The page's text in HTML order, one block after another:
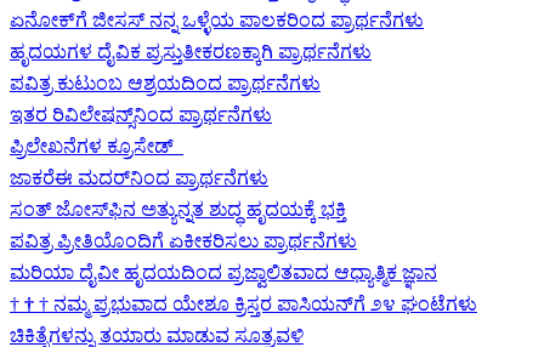
ಏನೋಕ್‍ಗೆ ಜೀಸಸ್ ನನ್ನ ಒಳ್ಳೆಯ ಪಾಲಕರಿಂದ ಪ್ರಾರ್ಥನೆಗಳು
ಹೃದಯಗಳ ದೈವಿಕ ಪ್ರಸ್ತುತೀಕರಣಕ್ಕಾಗಿ ಪ್ರಾರ್ಥನೆಗಳು
ಪವಿತ್ರ ಕುಟುಂಬ ಆಶ್ರಯದಿಂದ ಪ್ರಾರ್ಥನೆಗಳು
ಇತರ ರಿವಿಲೇಷನ್ಸ್‌ನಿಂದ ಪ್ರಾರ್ಥನೆಗಳು
ಪ್ರಿಲೇಖನೆಗಳ ಕ್ರೂಸೇಡ್
ಜಾಕರೆಈ ಮದರ್‌ನಿಂದ ಪ್ರಾರ್ಥನೆಗಳು
ಸಂತ್ ಜೋಸ್‌ಫಿನ ಅತ್ಯುನ್ನತ ಶುದ್ಧ ಹೃದಯಕ್ಕೆ ಭಕ್ತಿ
ಪವಿತ್ರ ಪ್ರೀತಿಯೊಂದಿಗೆ ಏಕೀಕರಿಸಲು ಪ್ರಾರ್ಥನೆಗಳು
ಮರಿಯಾ ದೈವೀ ಹೃದಯದಿಂದ ಪ್ರಜ್ವಾಲಿತವಾದ ಆಧ್ಯಾತ್ಮಿಕ ಜ್ಞಾನ
† † † ನಮ್ಮ ಪ್ರಭುವಾದ ಯೇಶೂ ಕ್ರಿಸ್ತರ ಪಾಸಿಯನ್‌ಗೆ ೨೪ ಘಂಟೆಗಳು
ಚಿಕಿತ್ಸೆಗಳನ್ನು ತಯಾರು ಮಾಡುವ ಸೂತ್ರವಳಿ